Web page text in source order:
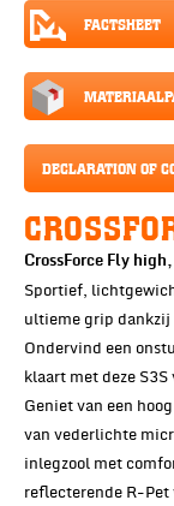
FACTSHEET
DECLARATION OF
CrossForce Fly
Sportief,
ultieme grip dankzij
Ondervind een
klaart met deze
Geniet van een
van vederlichte
inlegzool met
reflecterende R-Pet